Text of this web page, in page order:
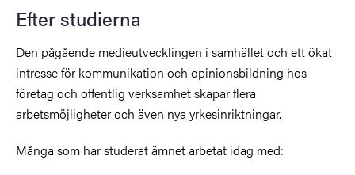
Efter studierna
Den pågående medieutvecklingen i samhället och ett ökat
intresse för kommunikation och opinionsbildning hos
företag och offentlig verksamhet skapar flera
arbetsmöjligheter och även nya yrkesinriktningar.
Många som har studerat ämnet arbetat idag med: